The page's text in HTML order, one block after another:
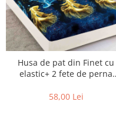
Husa de pat din Finet cu
elastic+ 2 fete de perna
58,00 Lei